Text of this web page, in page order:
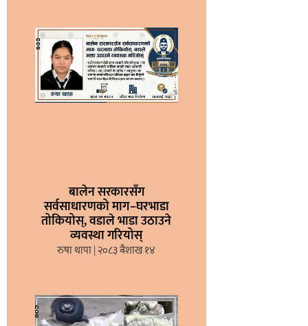
बालेन सरकारसँग
सर्वसाधारणको माग–घरभाडा
तोकियोस्, वडाले भाडा उठाउने
व्यवस्था गरियोस्
रुषा थापा २०८३ बैशाख १४